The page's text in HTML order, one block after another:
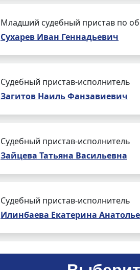
Младший судебный пристав по
Сухарев Иван Геннадьевич
Судебный пристав-исполнитель
Загитов Наиль Фанзавиевич
Судебный пристав-исполнитель
Зайцева Татьяна Васильевна
Судебный пристав-исполнитель
Илинбаева Екатерина